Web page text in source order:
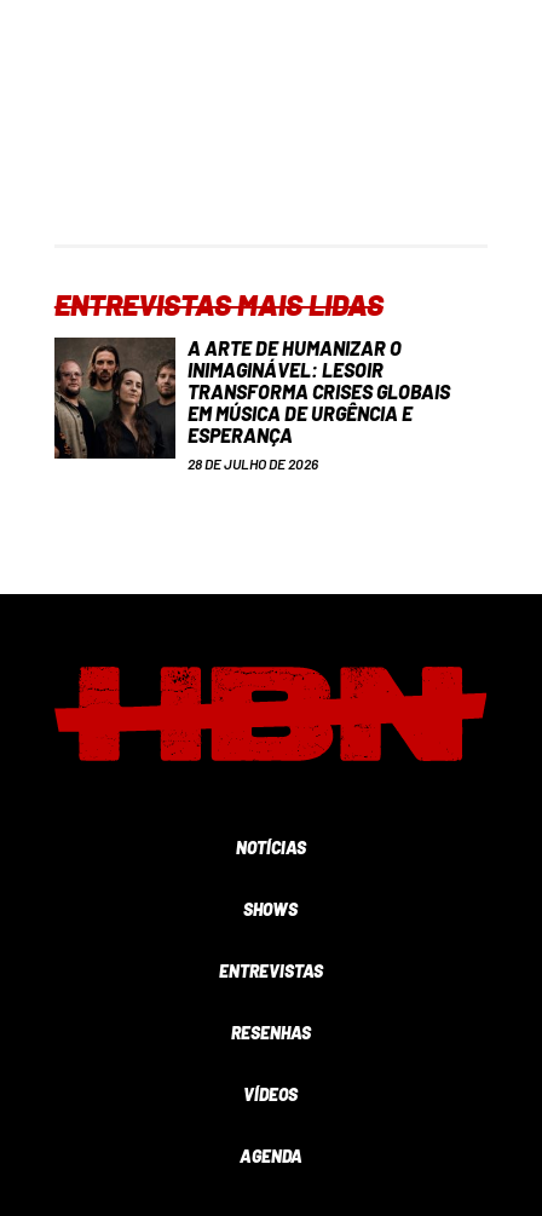
ENTREVISTAS MAIS LIDAS
A ARTE DE HUMANIZAR O
INIMAGINÁVEL: LESOIR
TRANSFORMA CRISES GLOBAIS
EM MÚSICA DE URGÊNCIA E
ESPERANÇA
28 DE JULHO DE 2026
NOTÍCIAS
SHOWS
ENTREVISTAS
RESENHAS
VÍDEOS
AGENDA